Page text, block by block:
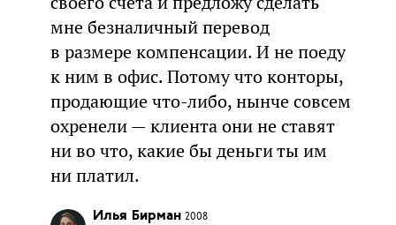
мне безналичный перевод
в размере компенсации. И не поеду
к ним в офис. Потому что конторы,
продающие что-либо, нынче совсем
охренели — клиента они не ставят
ни во что, какие бы деньги ты им
ни платил.
Илья Бирман 2008